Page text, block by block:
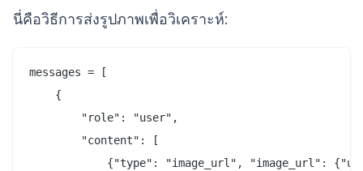
นี่คือวิธีการส่งรูปภาพเพื่อวิเคราะห์:
messages = [
    {
        "role": "user",
        "content": [
{"type": "image_url", "image_url":